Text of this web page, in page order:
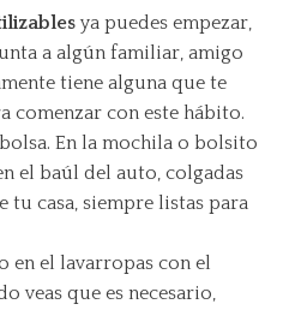
ya puedes empezar,
a algún familiar, amigo
tiene alguna que te
comenzar con este hábito.
En la mochila o bolsito
el baúl del auto, colgadas
tu casa, siempre listas para
en el lavarropas con el
veas que es necesario,